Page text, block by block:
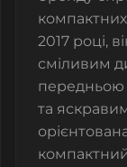
2017 році,
сміливим
та